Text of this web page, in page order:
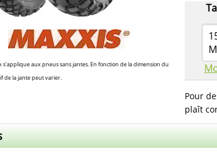
s'applique aux pneus sans jantes. En fonction de la dimension du
de la jante peut varier.
Pour
plaît